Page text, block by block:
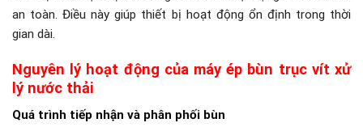
an toàn. Điều này giúp thiết bị hoạt động ổn định trong thời
gian dài.
Nguyên lý hoạt động của máy ép bùn trục vít xử
lý nước thải
Quá trình tiếp nhận và phân phối bùn